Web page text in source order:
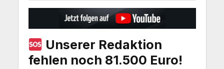
Unserer Redaktion
fehlen noch 81.500 Euro!